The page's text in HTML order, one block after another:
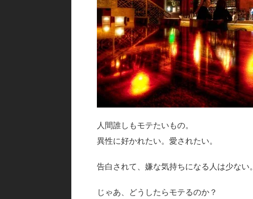
人間誰しもモテたいもの。
異性に好かれたい。愛されたい。
告白されて、嫌な気持ちになる人は少ない。
じゃあ、どうしたらモテるのか？